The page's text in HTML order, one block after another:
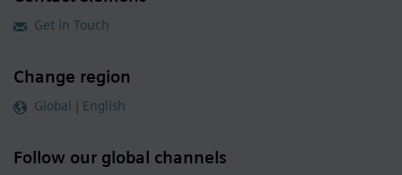
Get in Touch
Change region
Global | English
Follow our global channels